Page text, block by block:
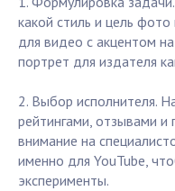
какой стиль и цель
для видео с акцентом
портрет для издателя
2. Выбор исполнителя.
рейтингами, отзывами
внимание на
именно для YouTube,
эксперименты.